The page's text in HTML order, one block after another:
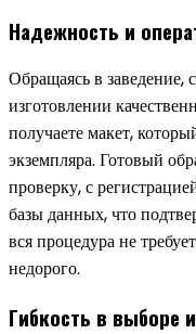
Надежность и
Обращаясь в заведение,
изготовлении
получаете макет,
экземпляра. Готовый
проверку, с
базы данных, что
вся процедура не
недорого.
Гибкость в выборе